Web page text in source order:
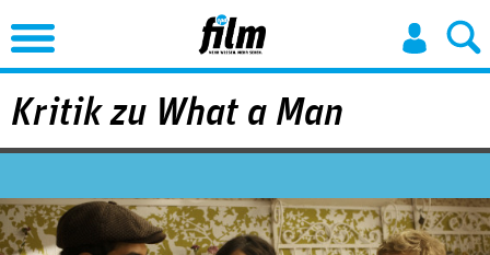
Jump to Navigation
Kritik zu What a Man